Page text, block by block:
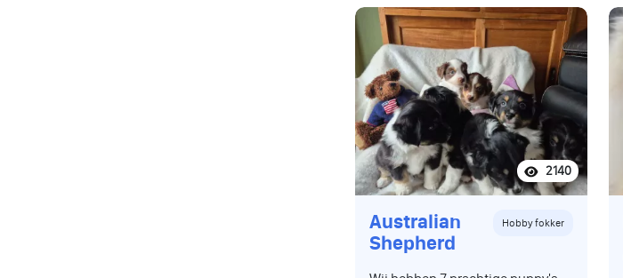
2140
Australian
Shepherd
Hobby fokker